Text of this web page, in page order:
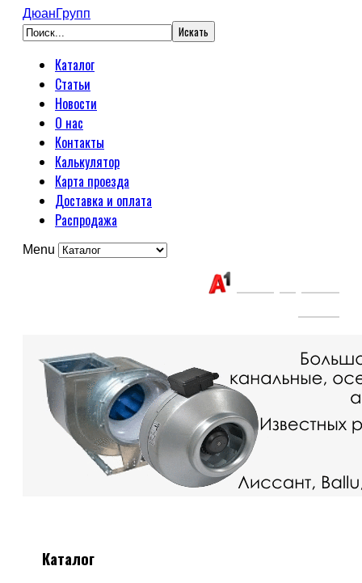
ДюанГрупп
Каталог
Статьи
Новости
О нас
Контакты
Калькулятор
Карта проезда
Доставка и оплата
Распродажа
Menu
Каталог